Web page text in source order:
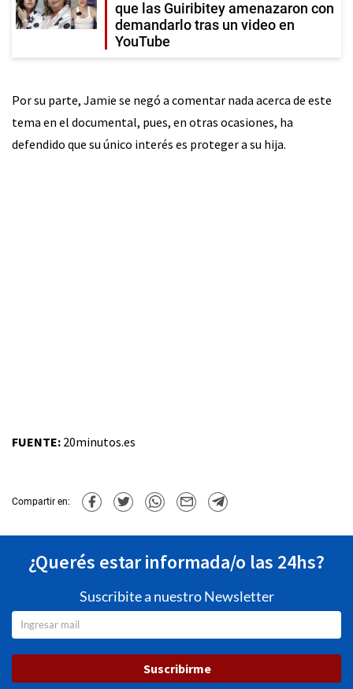
que las Guiribitey amenazaron con
demandarlo tras un video en
YouTube
Por su parte, Jamie se negó a comentar nada acerca de este
tema en el documental, pues, en otras ocasiones, ha
defendido que su único interés es proteger a su hija.
FUENTE: 20minutos.es
Compartir en:
¿Querés estar informada/o las 24hs?
Suscribite a nuestro Newsletter
Suscribirme